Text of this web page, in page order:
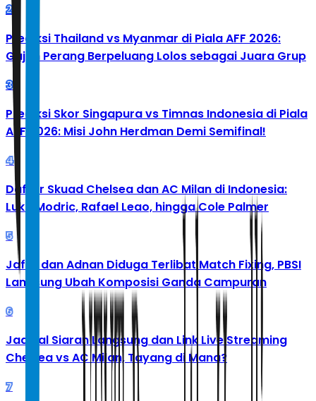
2
Prediksi Thailand vs Myanmar di Piala AFF 2026:
Gajah Perang Berpeluang Lolos sebagai Juara Grup
3
Prediksi Skor Singapura vs Timnas Indonesia di Piala
AFF 2026: Misi John Herdman Demi Semifinal!
4
Daftar Skuad Chelsea dan AC Milan di Indonesia:
Luka Modric, Rafael Leao, hingga Cole Palmer
5
Jafar dan Adnan Diduga Terlibat Match Fixing, PBSI
Langsung Ubah Komposisi Ganda Campuran
6
Jadwal Siaran Langsung dan Link Live Streaming
Chelsea vs AC Milan, Tayang di Mana?
7